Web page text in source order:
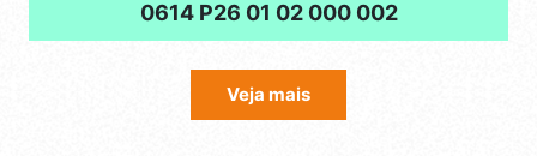
0614 P26 01 02 000 002
Veja mais